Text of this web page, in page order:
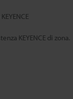
KEYENCE di zona.